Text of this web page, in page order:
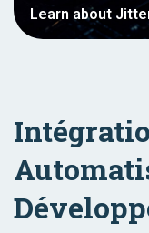
Learn about